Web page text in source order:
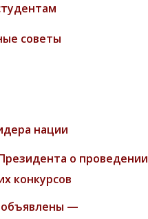
советы
нации
о проведении
конкурсов
объявлены —